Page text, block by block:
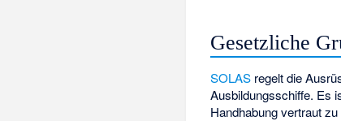
Gesetzliche
SOLAS regelt die
Ausbildungsschiffe. Es
Handhabung vertraut zu